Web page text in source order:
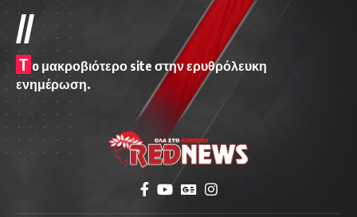
//
T o μακροβιότερο site στην ερυθρόλευκη
ενημέρωση.